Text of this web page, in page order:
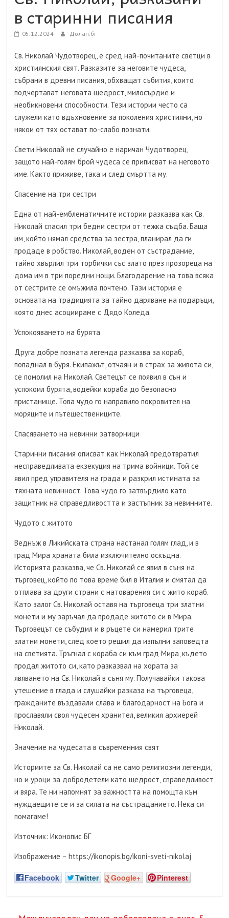
в старинни писания
05.12.2024 Долап.бг
Св. Николай Чудотворец, е сред най-почитаните светци в
християнския свят. Разказите за неговите чудеса,
събрани в древни писания, обхващат събития, които
подчертават неговата щедрост, милосърдие и
необикновени способности. Тези истории често са
служели като вдъхновение за поколения християни, но
някои от тях остават по-слабо познати.
Свети Николай не случайно е наричан Чудотворец,
защото най-голям брой чудеса се приписват на неговото
име. Както приживе, така и след смъртта му.
Спасение на три сестри
Една от най-емблематичните истории разказва как Св.
Николай спасил три бедни сестри от тежка съдба. Баща
им, който нямал средства за зестра, планирал да ги
продаде в робство. Николай, воден от състрадание,
тайно хвърлил три торбички със злато през прозореца на
дома им в три поредни нощи. Благодарение на това всяка
от сестрите се омъжила почтено. Тази история е
основата на традицията за тайно даряване на подаръци,
която днес асоциираме с Дядо Коледа.
Успокояването на бурята
Друга добре позната легенда разказва за кораб,
попаднал в буря. Екипажът, отчаян и в страх за живота си,
се помолил на Николай. Светецът се появил в сън и
успокоил бурята, водейки кораба до безопасно
пристанище. Това чудо го направило покровител на
моряците и пътешествениците.
Спасяването на невинни затворници
Старинни писания описват как Николай предотвратил
несправедливата екзекуция на трима войници. Той се
явил пред управителя на града и разкрил истината за
тяхната невинност. Това чудо го затвърдило като
защитник на справедливостта и застъпник за невинните.
Чудото с житото
Веднъж в Ликийската страна настанал голям глад, и в
град Мира храната била изключително оскъдна.
Историята разказва, че Св. Николай се явил в съня на
търговец, който по това време бил в Италия и смятал да
отплава за други страни с натоварения си с жито кораб.
Като залог Св. Николай оставя на търговеца три златни
монети и му заръчал да продаде житото си в Мира.
Търговецът се събудил и в ръцете си намерил трите
златни монети, след което решил да изпълни заповедта
на светията. Тръгнал с кораба си към град Мира, където
продал житото си, като разказвал на хората за
явяването на Св. Николай в съня му. Получавайки такова
утешение в глада и слушайки разказа на търговеца,
гражданите въздавали слава и благодарност на Бога и
прославяли своя чудесен хранител, великия архиерей
Николай.
Значение на чудесата в съвременния свят
Историите за Св. Николай са не само религиозни легенди,
но и уроци за добродетели като щедрост, справедливост
и вяра. Те ни напомнят за важността на помощта към
нуждаещите се и за силата на състраданието. Нека си
помагаме!
Източник: Иконопис БГ
Изображение – https://ikonopis.bg/ikoni-sveti-nikolaj
Facebook Twitter Google+ Pinterest